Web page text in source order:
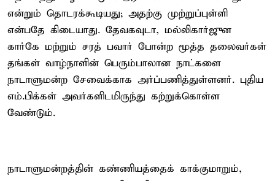
என்றும் தொடரக்கூடியது; அதற்கு முற்றுப்புள்ளி
என்பதே கிடையாது. தேவகவுடா, மல்லிகார்ஜுன
கார்கே மற்றும் சரத் பவார் போன்ற மூத்த தலைவர்கள்
தங்கள் வாழ்நாளின் பெரும்பாலான நாட்களை
நாடாளுமன்ற சேவைக்காக அர்ப்பணித்துள்ளனர். புதிய
எம்.பிக்கள் அவர்களிடமிருந்து கற்றுக்கொள்ள
வேண்டும்.
நாடாளுமன்றத்தின் கண்ணியத்தைக் காக்குமாறும்,